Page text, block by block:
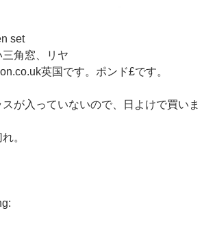
set
角窓、リヤ
英国です。ポンド£です。
が入っていないので、日よけで買いま
。